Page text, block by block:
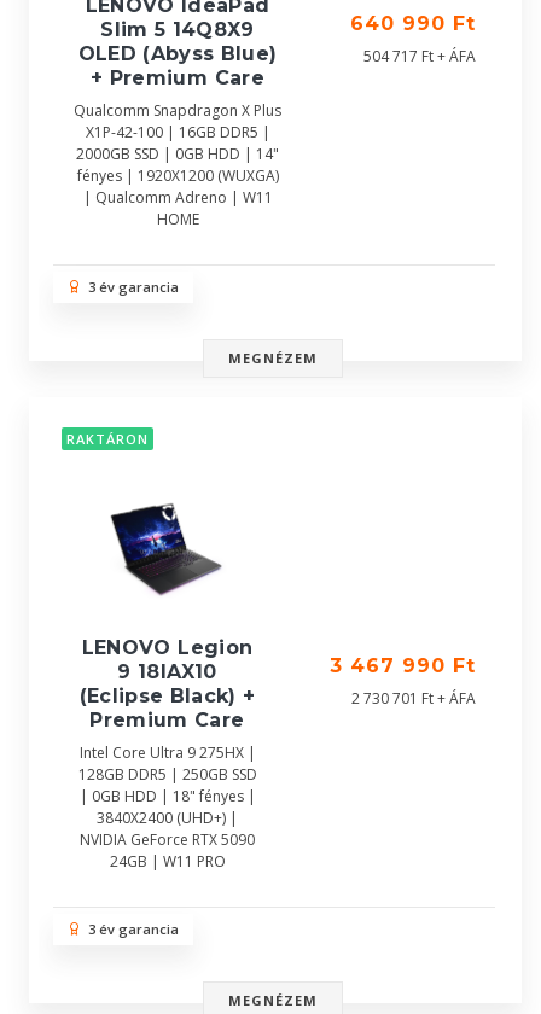
LENOVO IdeaPad
Slim 5 14Q8X9
OLED (Abyss Blue)
+ Premium Care
Qualcomm Snapdragon X Plus
X1P-42-100 | 16GB DDR5 |
2000GB SSD | 0GB HDD | 14"
fényes | 1920X1200 (WUXGA)
| Qualcomm Adreno | W11
HOME
640 990 Ft
504 717 Ft + ÁFA
3 év garancia
MEGNÉZEM
RAKTÁRON
LENOVO Legion
9 18IAX10
(Eclipse Black) +
Premium Care
Intel Core Ultra 9 275HX |
128GB DDR5 | 250GB SSD
| 0GB HDD | 18" fényes |
3840X2400 (UHD+) |
NVIDIA GeForce RTX 5090
24GB | W11 PRO
3 467 990 Ft
2 730 701 Ft + ÁFA
3 év garancia
MEGNÉZEM